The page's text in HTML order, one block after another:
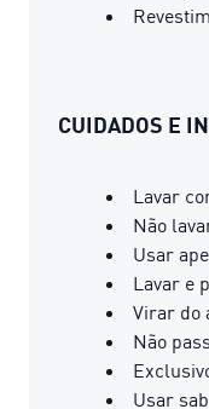
CUIDADOS E
Lavar
Não
Usar
Lavar e
Virar do
Não
Usar